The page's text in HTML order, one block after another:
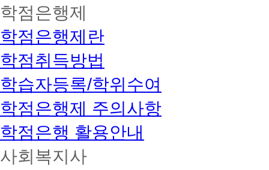
학점은행제
학점은행제란
학점취득방법
학습자등록/학위수여
학점은행제 주의사항
학점은행 활용안내
사회복지사